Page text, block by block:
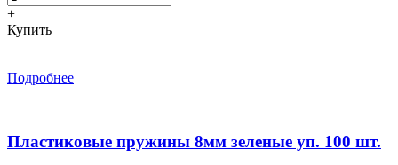
+
Купить
Подробнее
Пластиковые пружины 8мм зеленые уп. 100 шт.